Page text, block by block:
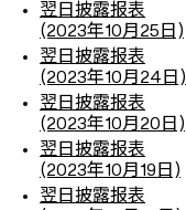
翌日披露报表
(2023年10月25日)
翌日披露报表
(2023年10月24日)
翌日披露报表
(2023年10月20日)
翌日披露报表
(2023年10月19日)
翌日披露报表